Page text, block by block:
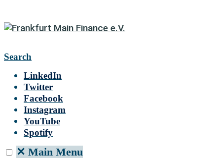
Search
LinkedIn
Twitter
Facebook
Instagram
YouTube
Spotify
✕ Main Menu